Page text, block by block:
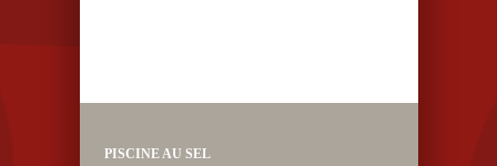
PISCINE AU SEL